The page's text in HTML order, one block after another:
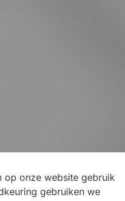
op onze website gebruik
gebruiken we